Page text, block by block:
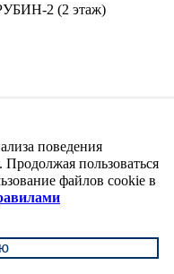
2 (2 этаж)
вся информация
носит исключительно
каких условиях не
положениями
поведения
пользоваться
файлов cookie в